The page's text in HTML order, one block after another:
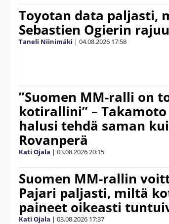
Toyotan data paljasti,
Sebastien Ogierin
Taneli Niinimäki | 04.08.2026 17:58
”Suomen MM-ralli on
kotirallini” –
halusi tehdä saman
Rovanperä
Kati Ojala | 03.08.202620:15
Suomen MM-rallin
Pajari paljasti, miltä
paineet oikeasti
Kati Ojala | 03.08.2026 17:37